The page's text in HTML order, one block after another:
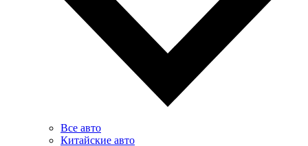
Все авто
Китайские авто